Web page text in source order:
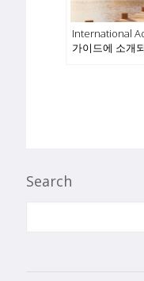
International
가이드에 소개
Search